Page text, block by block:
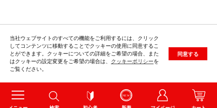
当社ウェブサイトのすべての機能をご利用するには、クリック
してコンテンツに移動することでクッキーの使用に同意するこ
とができます。クッキーについての詳細をご希望の場合、また
はクッキーの設定変更をご希望の場合は、 クッキーポリシーを
ご覧ください。
同意する